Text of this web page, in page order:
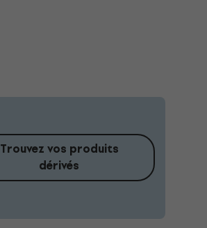
Trouvez vos produits
dérivés